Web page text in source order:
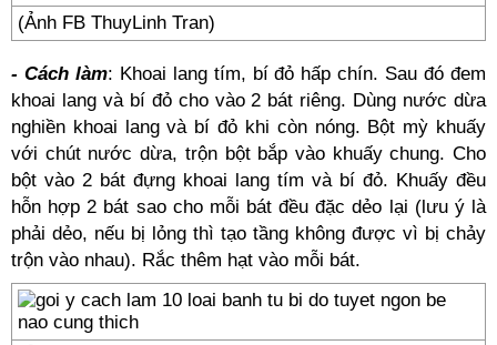
(Ảnh FB ThuyLinh Tran)
- Cách làm: Khoai lang tím, bí đỏ hấp chín. Sau đó đem
khoai lang và bí đỏ cho vào 2 bát riêng. Dùng nước dừa
nghiền khoai lang và bí đỏ khi còn nóng. Bột mỳ khuấy
với chút nước dừa, trộn bột bắp vào khuấy chung. Cho
bột vào 2 bát đựng khoai lang tím và bí đỏ. Khuấy đều
hỗn hợp 2 bát sao cho mỗi bát đều đặc dẻo lại (lưu ý là
phải dẻo, nếu bị lỏng thì tạo tầng không được vì bị chảy
trộn vào nhau). Rắc thêm hạt vào mỗi bát.